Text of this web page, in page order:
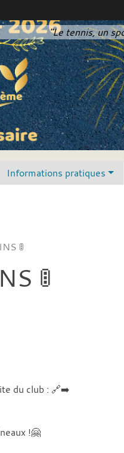
"Le tennis, un
Informations pratiques
🚦
🚦
du club : 🔗➡️
!🤗